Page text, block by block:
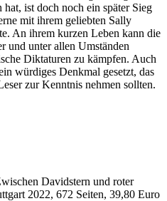
hat, ist doch noch ein später Sieg
mit ihrem geliebten Sally
An ihrem kurzen Leben kann die
und unter allen Umständen
Diktaturen zu kämpfen. Auch
würdiges Denkmal gesetzt, das
zur Kenntnis nehmen sollten.
Davidstern und roter
2022, 672 Seiten, 39,80 Euro